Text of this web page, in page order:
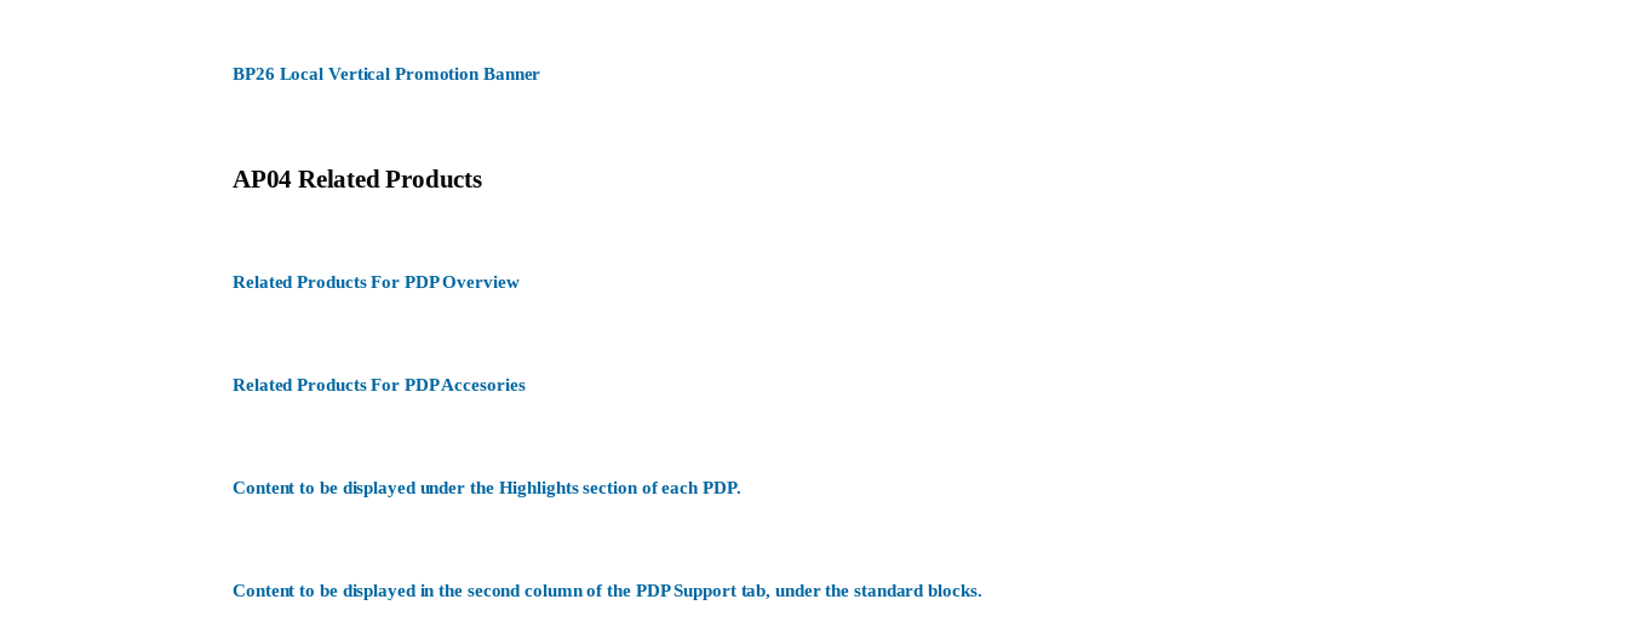
BP26 Local Vertical Promotion Banner
AP04 Related Products
Related Products For PDP Overview
Related Products For PDP Accesories
Content to be displayed under the Highlights section of each PDP.
Content to be displayed in the second column of the PDP Support tab, under the standard blocks.